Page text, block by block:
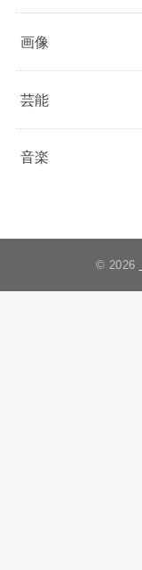
画像
芸能
音楽
© 2026